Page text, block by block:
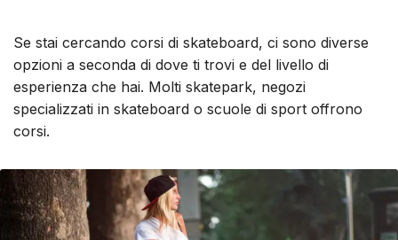
Se stai cercando corsi di skateboard, ci sono diverse
opzioni a seconda di dove ti trovi e del livello di
esperienza che hai. Molti skatepark, negozi
specializzati in skateboard o scuole di sport offrono
corsi.